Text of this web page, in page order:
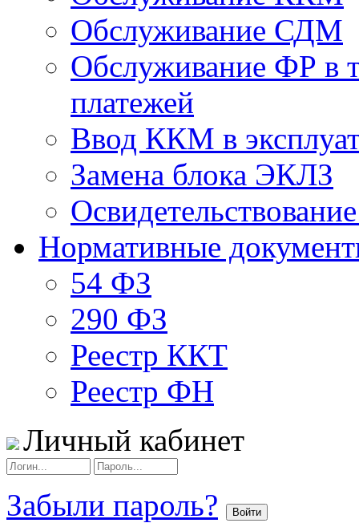
Обслуживание СДМ
Обслуживание ФР в
платежей
Ввод ККМ в
Замена блока ЭКЛЗ
Нормативные
54 ФЗ
290 ФЗ
Реестр ККТ
Реестр ФН
Личный кабинет
Забыли пароль?